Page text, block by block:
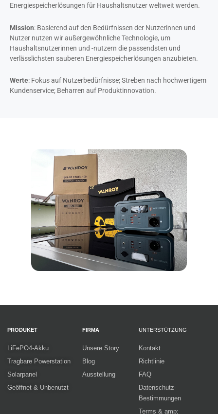
Energiespeicherlösungen für Haushaltsnutzer weltweit werden.
Mission: Basierend auf den Bedürfnissen der Nutzerinnen und
Nutzer nutzen wir außergewöhnliche Technologie, um
Haushaltsnutzerinnen und -nutzern die passendsten und
verlässlichsten sauberen Energiespeicherlösungen anzubieten.
Werte: Fokus auf Nutzerbedürfnisse; Streben nach hochwertigem
Kundenservice; Beharren auf Produktinnovation.
PRODUKET
LiFePO4-Akku
Tragbare Powerstation
Solarpanel
Geöffnet & Unbenutzt
FIRMA
Unsere Story
Blog
Ausstellung
UNTERSTÜTZUNG
Kontakt
Richtlinie
FAQ
Datenschutz-
Bestimmungen
Terms & amp;